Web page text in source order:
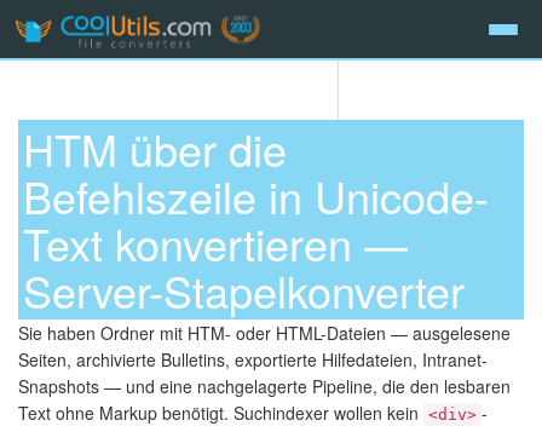
HTM über die
Befehlszeile in Unicode-
Text konvertieren —
Server-Stapelkonverter
Sie haben Ordner mit HTM- oder HTML-Dateien — ausgelesene
Seiten, archivierte Bulletins, exportierte Hilfedateien, Intranet-
Snapshots — und eine nachgelagerte Pipeline, die den lesbaren
Text ohne Markup benötigt. Suchindexer wollen kein <div> -